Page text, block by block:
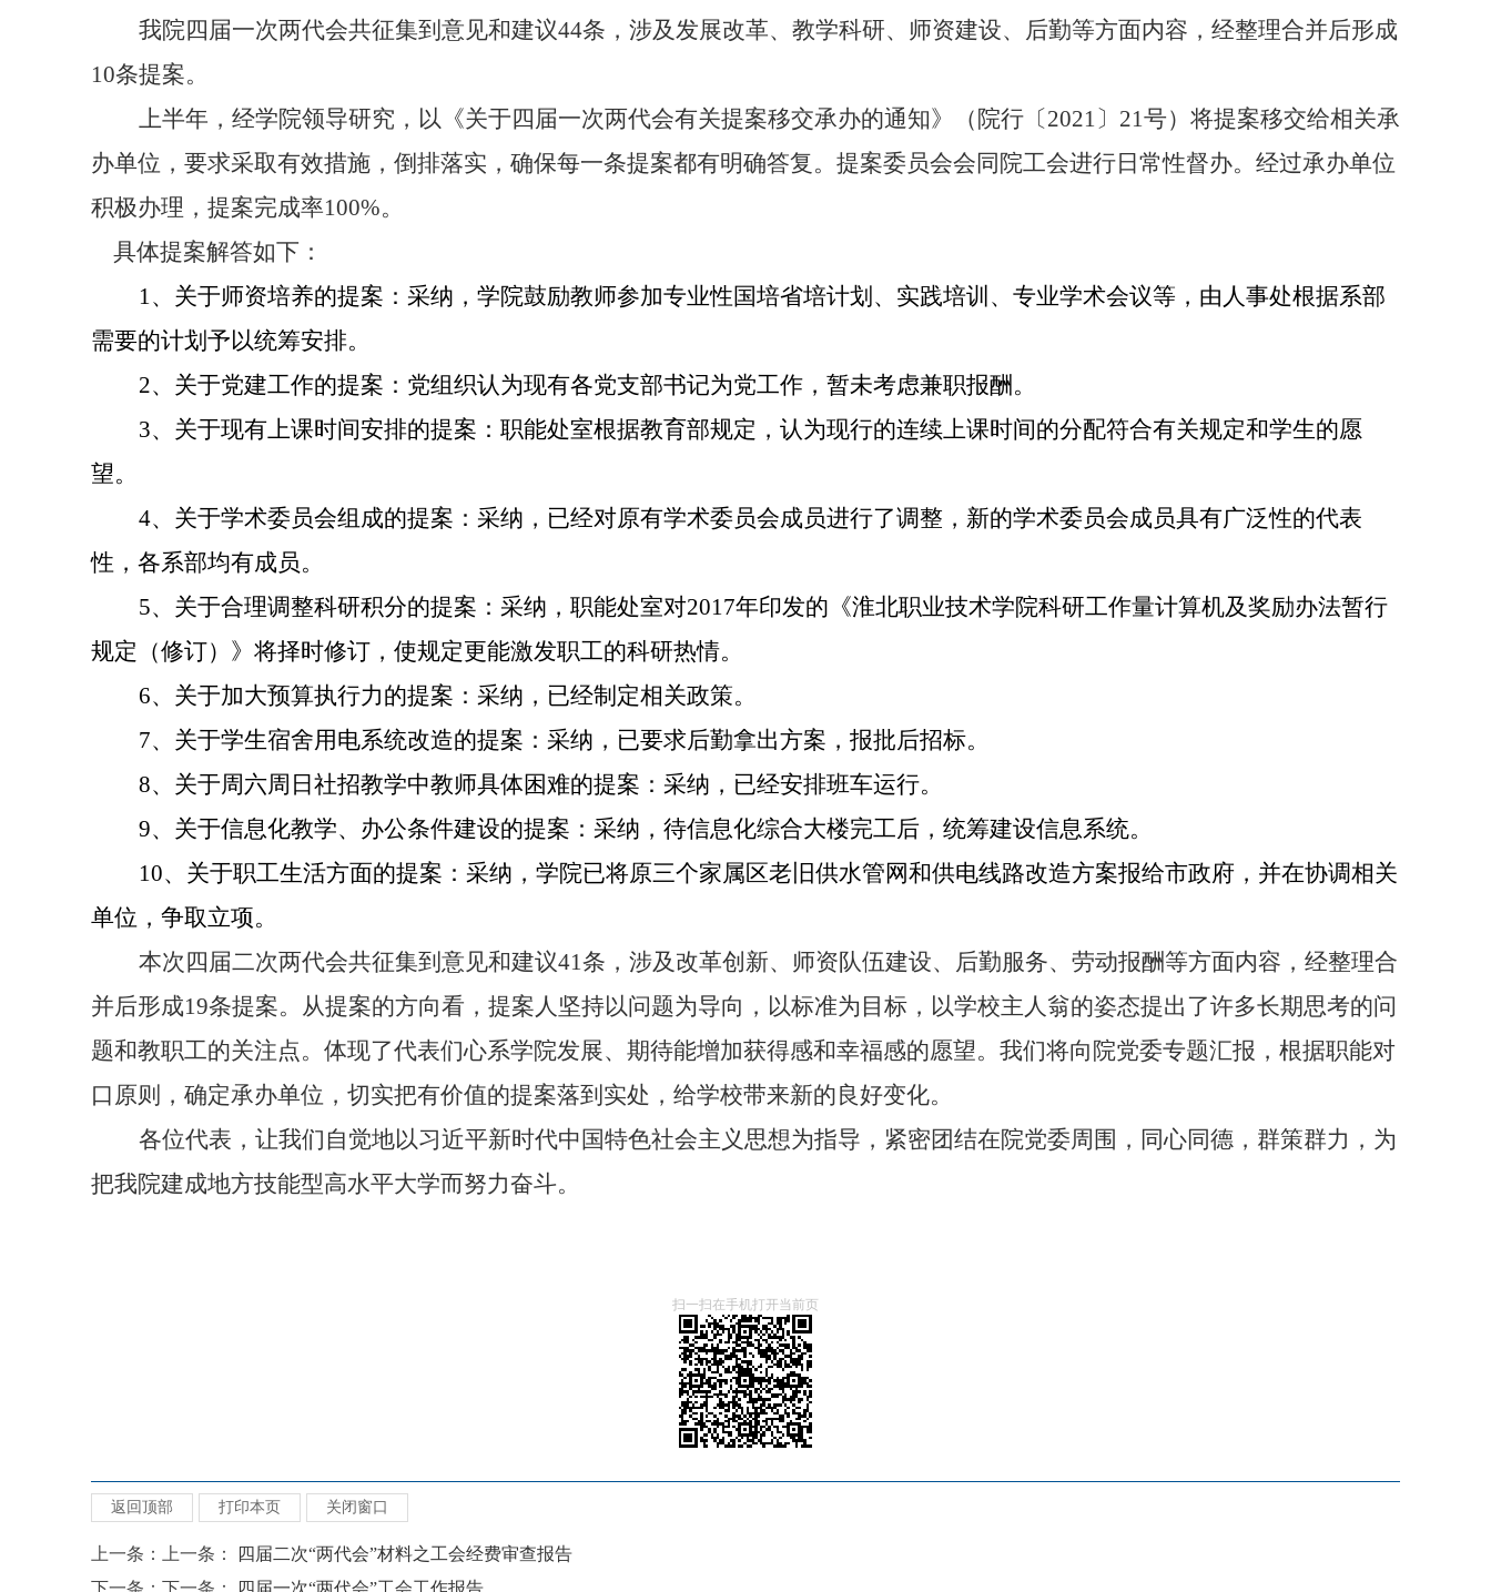
我院四届一次两代会共征集到意见和建议44条，涉及发展改革、教学科研、师资建设、后勤等方面内容，经整理合并后形成
10条提案。
上半年，经学院领导研究，以《关于四届一次两代会有关提案移交承办的通知》（院行〔2021〕 21号）将提案移交给相关承
办单位，要求采取有效措施，倒排落实，确保每一条提案都有明确答复。提案委员会会同院工会进行日常性督办。经过承办单位
积极办理，提案完成率100%。
具体提案解答如下：
1、关于师资培养的提案：采纳，学院鼓励教师参加专业性国培省培计划、实践培训、专业学术会议等，由人事处根据系部
需要的计划予以统筹安排。
2、关于党建工作的提案：党组织认为现有各党支部书记为党工作，暂未考虑兼职报酬。
3、关于现有上课时间安排的提案：职能处室根据教育部规定，认为现行的连续上课时间的分配符合有关规定和学生的愿
望。
4、关于学术委员会组成的提案：采纳，已经对原有学术委员会成员进行了调整，新的学术委员会成员具有广泛性的代表
性，各系部均有成员。
5、关于合理调整科研积分的提案：采纳，职能处室对2017年印发的《淮北职业技术学院科研工作量计算机及奖励办法暂行
规定（修订）》将择时修订，使规定更能激发职工的科研热情。
6、关于加大预算执行力的提案：采纳，已经制定相关政策。
7、关于学生宿舍用电系统改造的提案：采纳，已要求后勤拿出方案，报批后招标。
8、关于周六周日社招教学中教师具体困难的提案：采纳，已经安排班车运行。
9、关于信息化教学、办公条件建设的提案：采纳，待信息化综合大楼完工后，统筹建设信息系统。
10、关于职工生活方面的提案：采纳，学院已将原三个家属区老旧供水管网和供电线路改造方案报给市政府，并在协调相关
单位，争取立项。
本次四届二次两代会共征集到意见和建议41条，涉及改革创新、师资队伍建设、后勤服务、劳动报酬等方面内容，经整理合
并后形成19条提案。从提案的方向看，提案人坚持以问题为导向，以标准为目标，以学校主人翁的姿态提出了许多长期思考的问
题和教职工的关注点。体现了代表们心系学院发展、期待能增加获得感和幸福感的愿望。我们将向院党委专题汇报，根据职能对
口原则，确定承办单位，切实把有价值的提案落到实处，给学校带来新的良好变化。
各位代表，让我们自觉地以习近平新时代中国特色社会主义思想为指导，紧密团结在院党委周围，同心同德，群策群力，为
把我院建成地方技能型高水平大学而努力奋斗。
扫一扫在手机打开当前页
返回顶部 打印本页 关闭窗口
上一条：上一条：
四届二次“两代会”材料之工会经费审查报告
下一条：下一条：
四届一次“两代会”工会工作报告